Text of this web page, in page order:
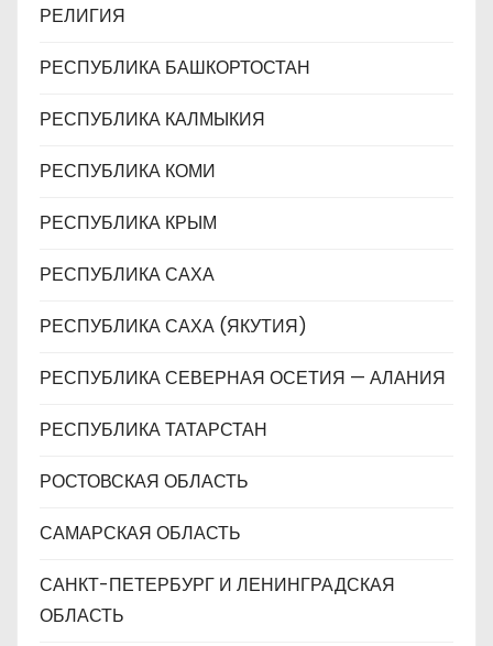
РЕЛИГИЯ
РЕСПУБЛИКА БАШКОРТОСТАН
РЕСПУБЛИКА КАЛМЫКИЯ
РЕСПУБЛИКА КОМИ
РЕСПУБЛИКА КРЫМ
РЕСПУБЛИКА САХА
РЕСПУБЛИКА САХА (ЯКУТИЯ)
РЕСПУБЛИКА СЕВЕРНАЯ ОСЕТИЯ — АЛАНИЯ
РЕСПУБЛИКА ТАТАРСТАН
РОСТОВСКАЯ ОБЛАСТЬ
САМАРСКАЯ ОБЛАСТЬ
САНКТ-ПЕТЕРБУРГ И ЛЕНИНГРАДСКАЯ
ОБЛАСТЬ